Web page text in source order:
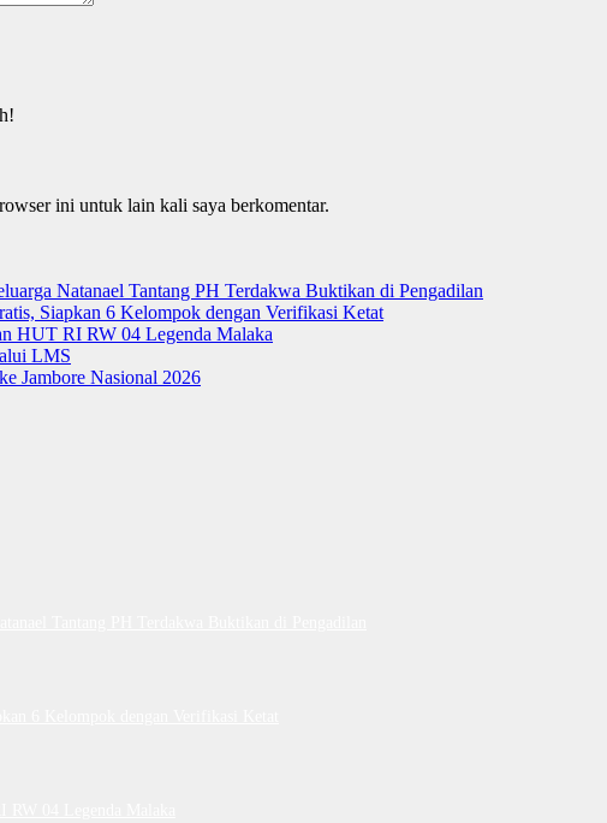
ini untuk lain kali saya berkomentar.
Natanael Tantang PH Terdakwa Buktikan di Pengadilan
Siapkan 6 Kelompok dengan Verifikasi Ketat
HUT RI RW 04 Legenda Malaka
LMS
Jambore Nasional 2026